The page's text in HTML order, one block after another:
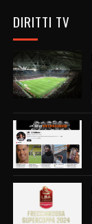
DIRITTI TV